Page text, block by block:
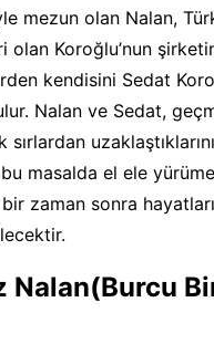
mezun olan Nalan,
olan Koroğlu’nun
kendisini Sedat
Nalan ve Sedat,
sırlardan uzaklaştıklarını
masalda el ele
zaman sonra
Nalan(Burcu